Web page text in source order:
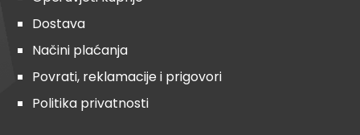
Dostava
Načini plaćanja
Povrati, reklamacije i prigovori
Politika privatnosti